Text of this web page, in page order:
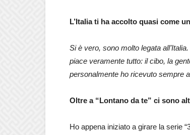
L’Italia ti ha accolto quasi come
Si è vero, sono molto legata
piace veramente tutto: il cibo, la
personalmente ho ricevuto sempre
Oltre a “Lontano da te” ci sono
Ho appena iniziato a girare la serie